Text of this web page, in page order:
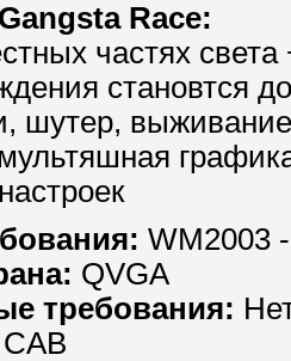
Race:
частях
становтся
шутер, выживание
WM2003
QVGA
требования:
CAB